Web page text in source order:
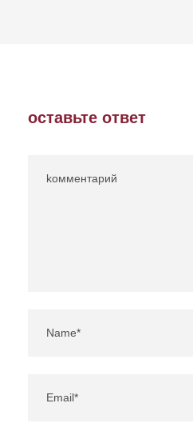
оставьте ответ